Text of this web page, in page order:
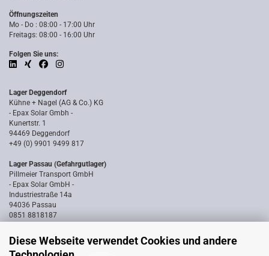
Diese Webseite verwendet Cookies und andere
Öffnungszeiten
Mo - Do : 08:00 - 17:00 Uhr
Freitags: 08:00 - 16:00 Uhr
Folgen Sie uns:
Lager Deggendorf
Kühne + Nagel (AG & Co.) KG
- Epax Solar Gmbh -
Kunertstr. 1
94469 Deggendorf
+49 (0) 9901 9499 817
Lager Passau (Gefahrgutlager)
Pillmeier Transport GmbH
- Epax Solar GmbH -
Industriestraße 14a
94036 Passau
0851 8818187